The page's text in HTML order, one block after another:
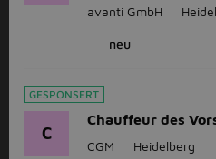
avanti GmbH
neu
GESPONSERT
C
Chauffeur des
CGM Heidelberg